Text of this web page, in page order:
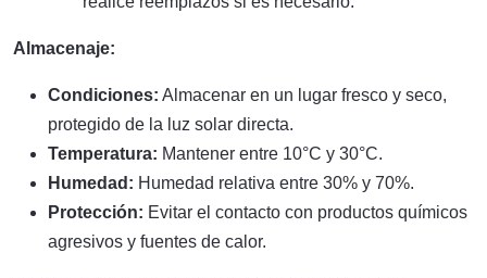
Almacenaje:
Condiciones: Almacenar en un lugar fresco y seco,
protegido de la luz solar directa.
Temperatura: Mantener entre 10°C y 30°C.
Humedad: Humedad relativa entre 30% y 70%.
Protección: Evitar el contacto con productos químicos
agresivos y fuentes de calor.